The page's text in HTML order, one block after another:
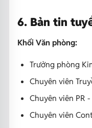
6. Bản tin
Khối Văn phòng:
Trưởng phòng
Chuyên viên
Chuyên viên PR
Chuyên viên